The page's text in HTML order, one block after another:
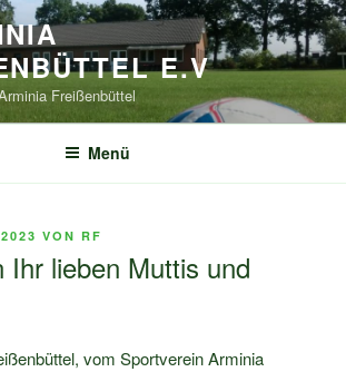
E.V
Freißenbüttel
Menü
VON RF
Ihr lieben Muttis und
vom Sportverein Arminia